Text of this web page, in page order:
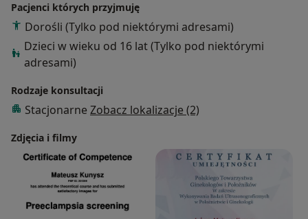
Pacjenci których przyjmuję
Dorośli (Tylko pod niektórymi adresami)
Dzieci w wieku od 16 lat (Tylko pod niektórymi
adresami)
Rodzaje konsultacji
Stacjonarne Zobacz lokalizacje (2)
Zdjęcia i filmy